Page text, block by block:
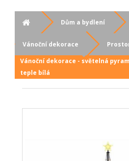
Dům a bydlení
Vánoční dekorace
Vánoční dekorace - světelná
teple bílá